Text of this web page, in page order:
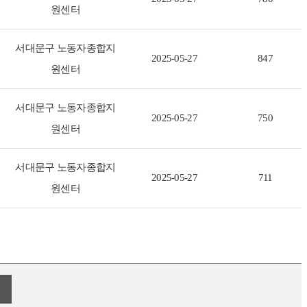
원센터
서대문구 노동자종합지
원센터
2025-05-27 847
서대문구 노동자종합지
원센터
2025-05-27 750
서대문구 노동자종합지
원센터
2025-05-27 711